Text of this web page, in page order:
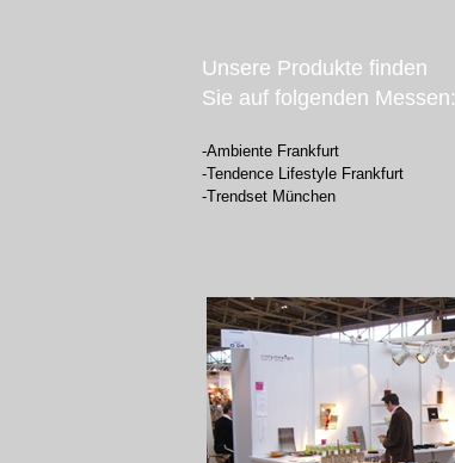
Unsere Produkte finden
Sie auf folgenden Messen:
-Ambiente Frankfurt
-Tendence Lifestyle Frankfurt
-Trendset München